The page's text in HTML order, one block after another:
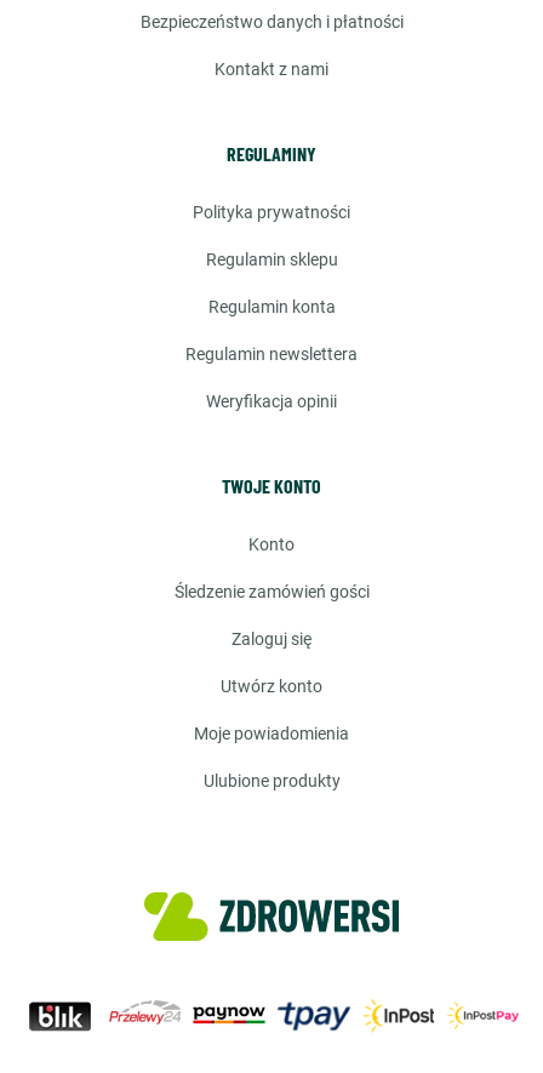
bezpieczeństwo danych i płatności
kontakt z nami
REGULAMINY
polityka prywatności
regulamin sklepu
regulamin konta
regulamin newslettera
weryfikacja opinii
TWOJE KONTO
konto
śledzenie zamówień gości
zaloguj się
utwórz konto
moje powiadomienia
ulubione produkty